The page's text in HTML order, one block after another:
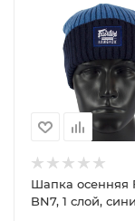
Шапка осенняя
BN7, 1 слой,